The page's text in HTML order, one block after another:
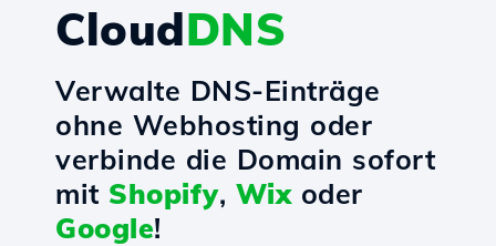
CloudDNS
Verwalte DNS-Einträge
ohne Webhosting oder
verbinde die Domain sofort
mit Shopify, Wixoder
Google!